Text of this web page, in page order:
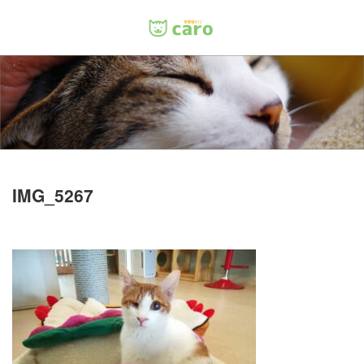
IMG_5267
Menu
ホーム
料金
里親について
お問い合わせ